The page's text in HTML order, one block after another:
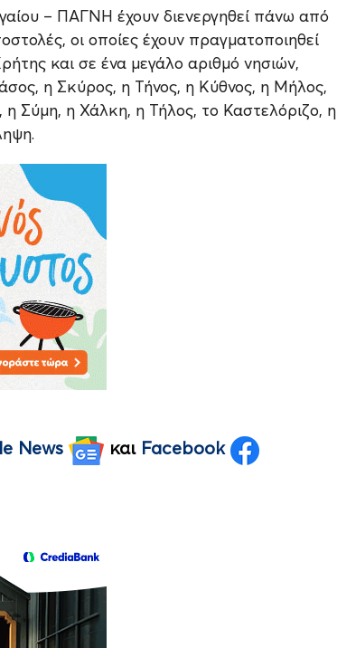
– ΠΑΓΝΗ έχουν διενεργηθεί πάνω από
οι οποίες έχουν πραγματοποιηθεί
και σε ένα μεγάλο αριθμό νησιών,
η Σκύρος, η Τήνος, η Κύθνος, η Μήλος,
Σύμη, η Χάλκη, η Τήλος, το Καστελόριζο, η
News και Facebook